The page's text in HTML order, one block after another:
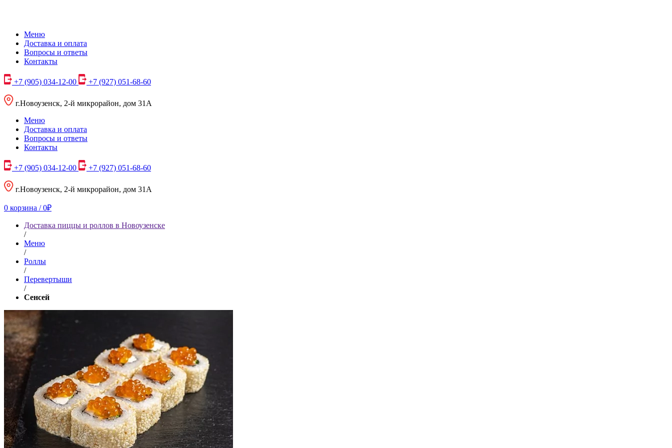
Меню
Доставка и оплата
Вопросы и ответы
Контакты
+7 (905) 034-12-00 +7 (927) 051-68-60
г.Новоузенск, 2-й микрорайон, дом 31А
Меню
Доставка и оплата
Вопросы и ответы
Контакты
+7 (905) 034-12-00 +7 (927) 051-68-60
г.Новоузенск, 2-й микрорайон, дом 31А
0 корзина /0₽
Доставка пиццы и роллов в Новоузенске
/
Меню
/
Роллы
/
Перевертыши
/
Сенсей